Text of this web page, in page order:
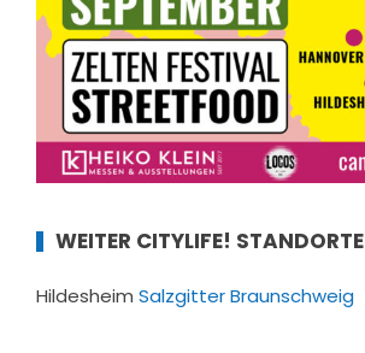
WEITER CITYLIFE! STANDORTE
Hildesheim SalzgitterBraunschweig